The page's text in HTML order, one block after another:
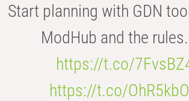
Start planning with GDN
ModHub and the
https://t.co/
https://t.co/